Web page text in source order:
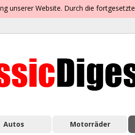
unserer Website. Durch die
Autos Motorräder